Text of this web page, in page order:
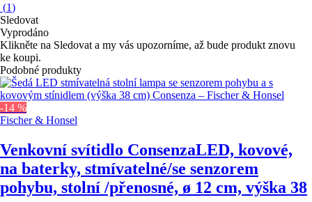
(1)
Sledovat
Vyprodáno
Klikněte na Sledovat a my vás upozorníme, až bude produkt znovu
ke koupi.
Podobné produkty
-14 %
Fischer & Honsel
Venkovní svítidlo ConsenzaLED, kovové,
na baterky, stmívatelné/se senzorem
pohybu, stolní /přenosné, ø 12 cm, výška 38